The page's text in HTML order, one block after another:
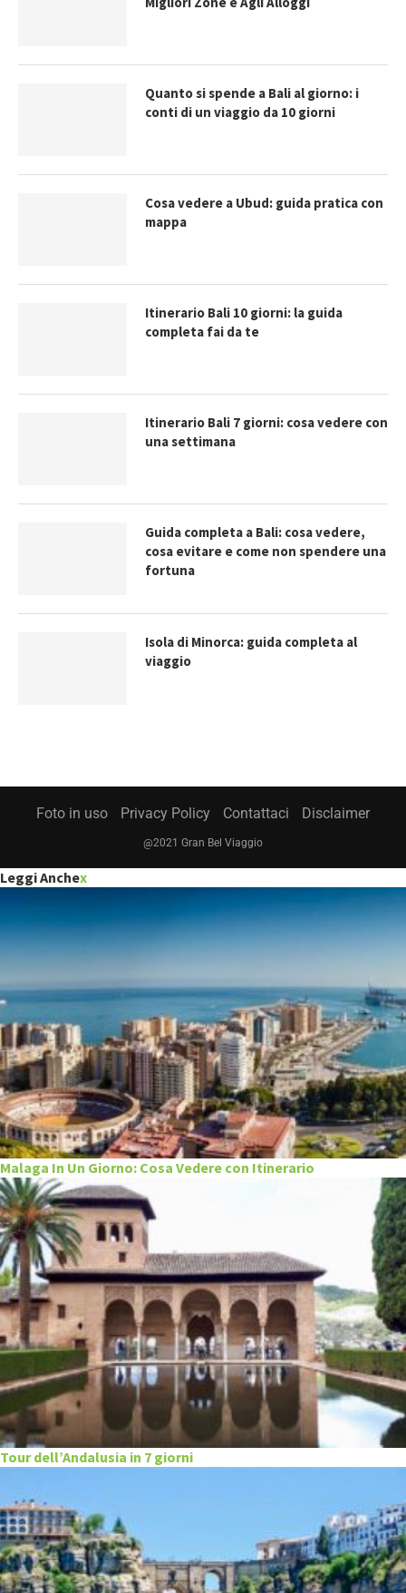
Quanto si spende a Bali al giorno: i
conti di un viaggio da 10 giorni
Cosa vedere a Ubud: guida pratica con
mappa
Itinerario Bali 10 giorni: la guida
completa fai da te
Itinerario Bali 7 giorni: cosa vedere con
una settimana
Guida completa a Bali: cosa vedere,
cosa evitare e come non spendere una
fortuna
Isola di Minorca: guida completa al
viaggio
Foto in uso Privacy Policy Contattaci Disclaimer
@2021 Gran Bel Viaggio
Leggi Anchex
Malaga In Un Giorno: Cosa Vedere con Itinerario
Tour dell’Andalusia in 7 giorni